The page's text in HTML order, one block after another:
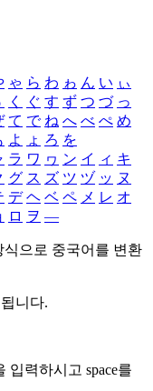
ゃ ら わ ゎ ん い ぃ
く ぐ す ず つ づ っ
て で ね へ べ ぺ め
よ ょ ろ を
ラ ワ ヮ ン イ ィ キ
グ ス ズ ツ ヅ ッ ヌ
デ ヘ ベ ペ メ レ オ
ロ ヲ ―
식으로 중국어를 변환
니다.
입력하시고 space를